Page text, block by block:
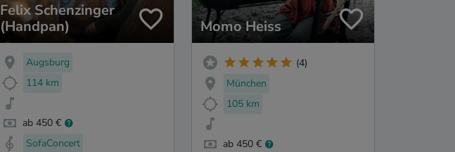
Felix Schenzinger
(Handpan)
Augsburg
114 km
ab 450 €
SofaConcert
Momo Heiss
(4)
München
105 km
ab 450 €